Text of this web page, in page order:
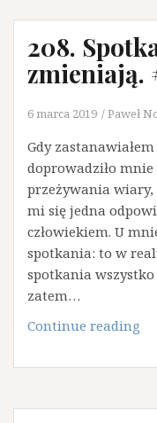
208.
zmieniają.
6 marca 2019 Paweł
Gdy
doprowadziło
przeżywania wiary,
mi się jedna
człowiekiem. U
spotkania: to w
spotkania wszystko
zatem…
Continue reading